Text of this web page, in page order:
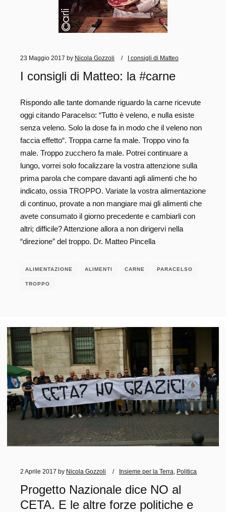
23 Maggio 2017 by Nicola Gozzoli I consigli di Matteo
I consigli di Matteo: la #carne
Rispondo alle tante domande riguardo la carne ricevute
oggi citando Paracelso: “Tutto è veleno, e nulla esiste
senza veleno. Solo la dose fa in modo che il veleno non
faccia effetto“. Troppa carne fa male. Troppo vino fa
male. Troppo zucchero fa male. Potrei continuare a
lungo, vorrei solo focalizzare la vostra attenzione sulla
prima parola che compare davanti agli alimenti che ho
indicato, ossia TROPPO. Variate la vostra alimentazione
di continuo, provate a non mangiare mai gli alimenti che
avete consumato il giorno precedente e cambiarli con
altri; difficile? Attenzione allora a non dirigervi nella
“direzione” del troppo. Dr. Matteo Pincella
ALIMENTAZIONE ALIMENTI CARNE PARACELSO
TROPPO
2 Aprile 2017 by Nicola Gozzoli Insieme per la Terra Politica
Progetto Nazionale dice NO al
CETA. E le altre forze politiche e